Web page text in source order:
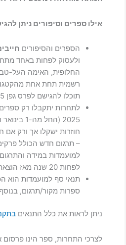
אילו ספרים וסיפורים ניתן
הספרים והסיפורים
ולעסוק לפחות באחד
החלופית, האימה העל-
רשמית תחת אחת
תוכלו להגישם לפרס גפן 2025.
לתחרות יתקבלו רק
חוזרות ישקלו אך ורק אם
– תרגום חדש הכולל
למועמדות במידה
לפחות 20 שנה מאז הוצאת התרגום הקודם.
תנאי סף למועמדות הוא
ספרות מקור/תרגום,
ניתן לראות את כלל התנאים
לצרכי התחרות, ספר הינו פרסום